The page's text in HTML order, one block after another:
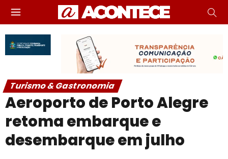
Turismo & Gastronomia
Aeroporto de Porto Alegre
retoma embarque e
desembarque em julho